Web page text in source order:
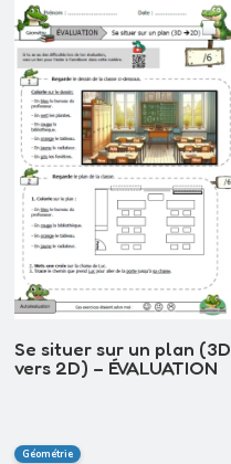
Se situer sur un plan (3D
vers 2D) – ÉVALUATION
Géométrie